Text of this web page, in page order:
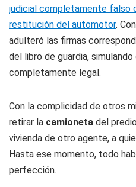
judicial completamente falso
restitución del automotor.
adulteró las firmas
del libro de guardia,
completamente legal.
Con la complicidad de otros
retirar la camioneta del
vivienda de otro agente, a
Hasta ese momento, todo
perfección.